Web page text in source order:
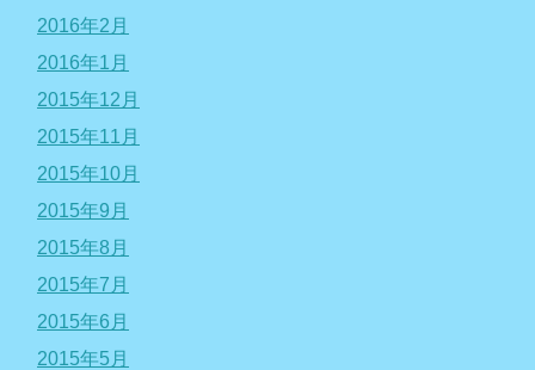
2016年2月
2016年1月
2015年12月
2015年11月
2015年10月
2015年9月
2015年8月
2015年7月
2015年6月
2015年5月